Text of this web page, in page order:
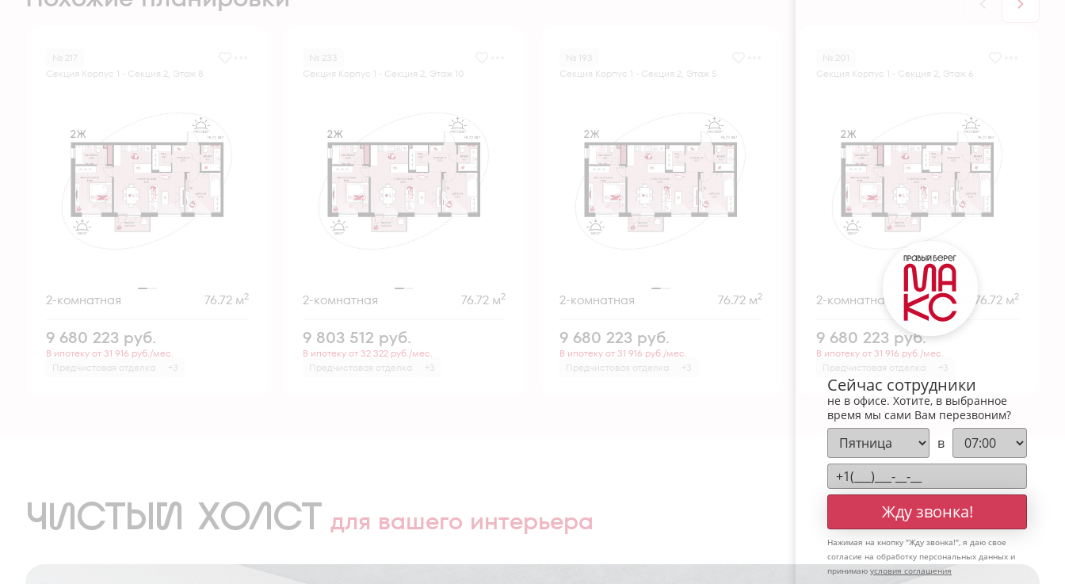
№ 217
Секция Корпус 1 - Секция 2, Этаж 8
2-комнатная 76.72 м2
9 680 223 руб.
В ипотеку от 31 916 руб./мес.
Предчистовая отделка
+3
№ 233
Секция Корпус 1 - Секция 2, Этаж 10
2-комнатная 76.72 м2
9 803 512 руб.
В ипотеку от 32 322 руб./мес.
Предчистовая отделка
+3
№ 193
Секция Корпус 1 - Секция 2, Этаж 5
2-комнатная 76.72 м2
9 680 223 руб.
В ипотеку от 31 916 руб./мес.
Предчистовая отделка
+3
№ 201
Секция Корпус 1 - Секция 2, Этаж 6
2-комнатная 76.72 м2
9 680 223 руб.
В ипотеку от 31 916 руб./мес.
Предчистовая отделка
+3
ЧИСТЫЙ ХОЛСТ для вашего интерьера
Сейчас сотрудники
не в офисе. Хотите, в выбранное
время мы сами Вам перезвоним?
в
Жду звонка!
Нажимая на кнопку "Жду звонка!", я даю свое
согласие на обработку персональных данных и
принимаю условия соглашения